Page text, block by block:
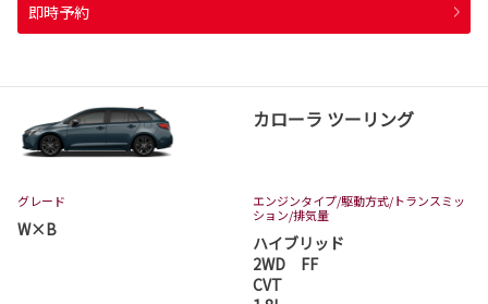
即時予約
カローラ ツーリング
グレード
W×B
エンジンタイプ/駆動方式/トランスミッ
ション/排気量
ハイブリッド
2WD FF
CVT